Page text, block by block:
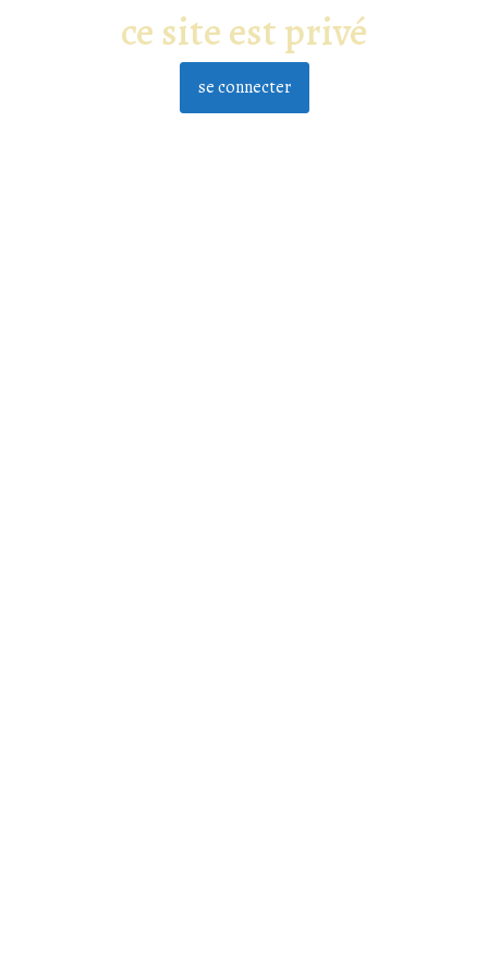
ce site est privé
se connecter